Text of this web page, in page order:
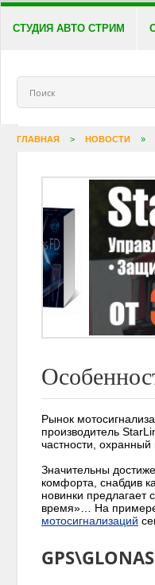
СТУДИЯ АВТО СТРИМ
ГЛАВНАЯ > НОВОСТИ »
Рынок
производитель
частности,
Значительны
комфорта, снабдив
новинки предлагает
время»… На примере
мотосигнализаций